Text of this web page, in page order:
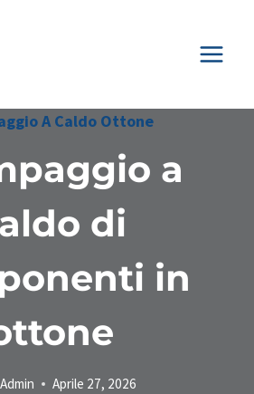
A Caldo Ottone
a
di
in
Aprile 27, 2026